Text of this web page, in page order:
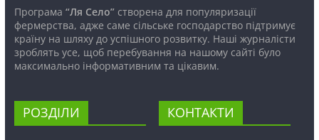
Програма “Ля Село”створена для популяризації
фермерства, адже саме сільське господарство підтримує
країну на шляху до успішного розвитку. Наші журналісти
зроблять усе, щоб перебування на нашому сайті було
максимально інформативним та цікавим.
РОЗДІЛИ КОНТАКТИ